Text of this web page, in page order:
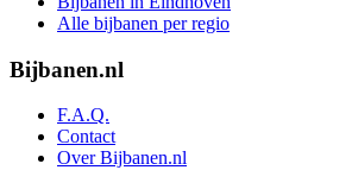
Alle bijbanen per regio
Bijbanen.nl
F.A.Q.
Contact
Over Bijbanen.nl